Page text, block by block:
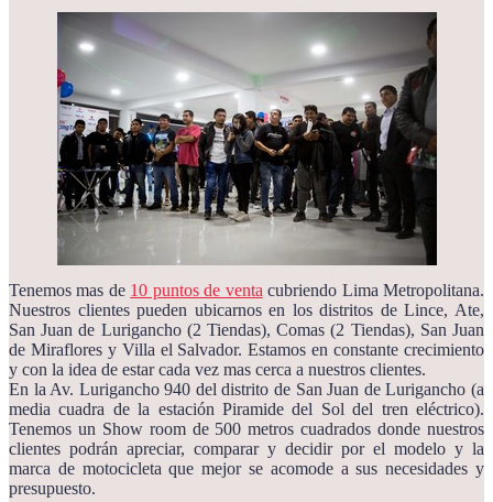
Tenemos mas de 10 puntos de venta cubriendo Lima Metropolitana.
Nuestros clientes pueden ubicarnos en los distritos de Lince, Ate,
San Juan de Lurigancho (2 Tiendas), Comas (2 Tiendas), San Juan
de Miraflores y Villa el Salvador. Estamos en constante crecimiento
y con la idea de estar cada vez mas cerca a nuestros clientes.
En la Av. Lurigancho 940 del distrito de San Juan de Lurigancho (a
media cuadra de la estación Piramide del Sol del tren eléctrico).
Tenemos un Show room de 500 metros cuadrados donde nuestros
clientes podrán apreciar, comparar y decidir por el modelo y la
marca de motocicleta que mejor se acomode a sus necesidades y
presupuesto.